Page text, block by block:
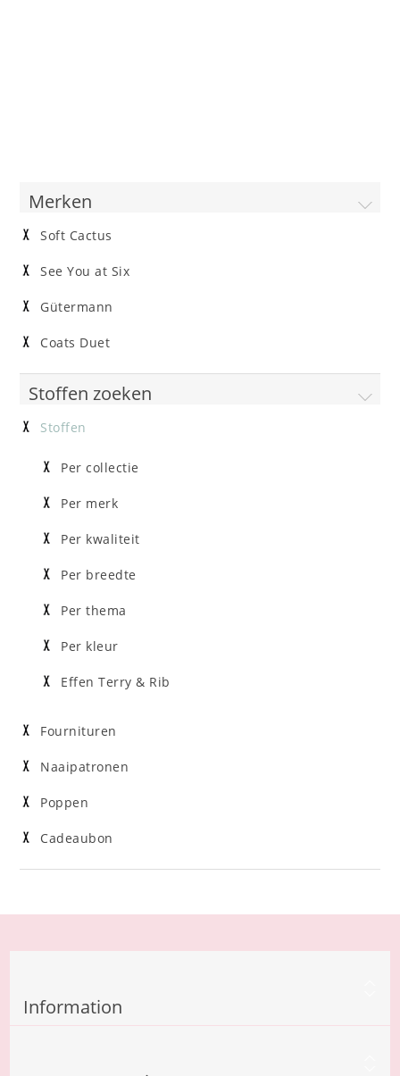
Merken
Soft Cactus
See You at Six
Gütermann
Coats Duet
Stoffen zoeken
Stoffen
Per collectie
Per merk
Per kwaliteit
Per breedte
Per thema
Per kleur
Effen Terry & Rib
Fournituren
Naaipatronen
Poppen
Cadeaubon
Information